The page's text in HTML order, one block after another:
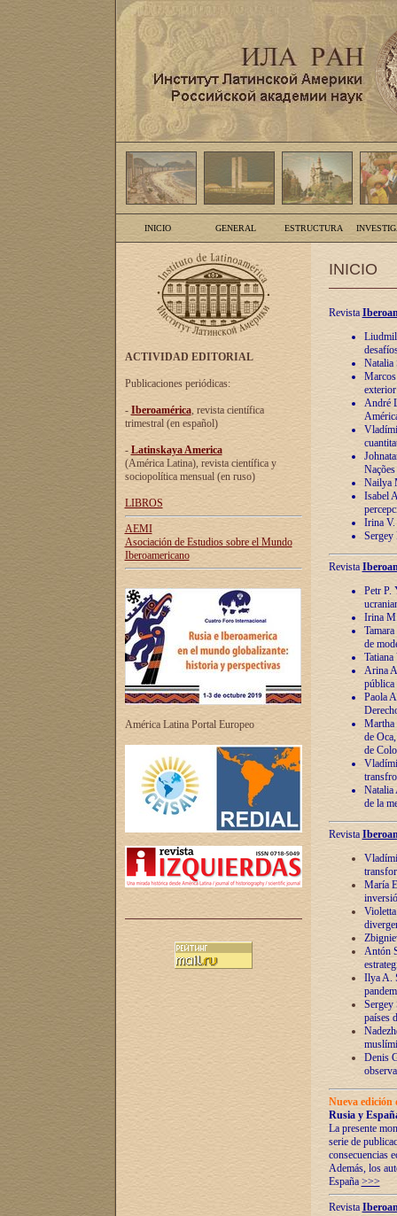
INICIO GENERAL ESTRUCTURA
ACTIVIDAD EDITORIAL
Publicaciones periódicas:
- Iberoamérica, revista científica
trimestral (en español)
- Latinskaya America
(América Latina), revista científica y
sociopolítica mensual (en ruso)
LIBROS
AEMI
Asociación de Estudios sobre el Mundo
Iberoamericano
América Latina Portal Europeo
INICIO
Revista
Natalia
André
Nailya
Isabel
Irina V.
Sergey
Revista
Petr P.
Irina
de
Arina
pública
Paola
Martha
de
de
Natalia
de la
Revista
María
Antón
Ilya A.
Sergey
países
Denis
Nueva
Rusia y
La presente
serie de
consecuencias
Además, los
España >>>
Revista